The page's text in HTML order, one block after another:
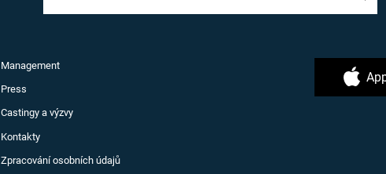
Management
Press
Castingy a výzvy
Kontakty
Zpracování osobních údajů